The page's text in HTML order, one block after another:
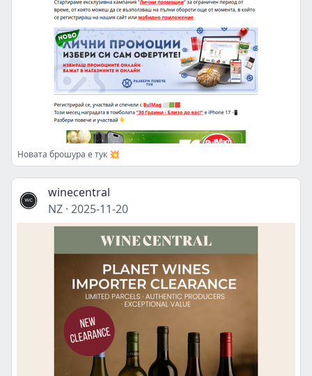
Новата брошура е тук 💥
winecentral
NZ · 2025-11-20